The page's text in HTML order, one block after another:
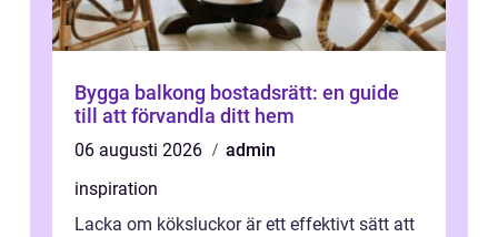
Bygga balkong bostadsrätt: en guide
till att förvandla ditt hem
06 augusti 2026
admin
inspiration
Lacka om köksluckor är ett effektivt sätt att